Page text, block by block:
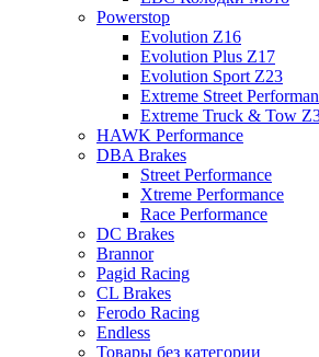
Powerstop
Evolution Z16
Evolution Plus Z17
Evolution Sport Z23
Extreme Street
Extreme Truck & Tow
HAWK Performance
DBA Brakes
Street Performance
Xtreme Performance
Race Performance
DC Brakes
Brannor
Pagid Racing
CL Brakes
Ferodo Racing
Endless
Товары без категории